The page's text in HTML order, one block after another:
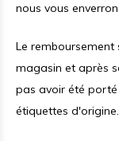
nous vous
Le remboursement
magasin et après
pas avoir été porté
étiquettes d'origine.